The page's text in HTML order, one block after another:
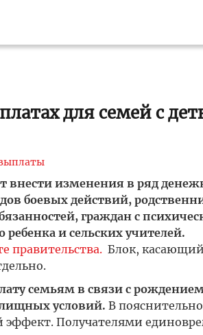
для семей с
внести изменения в ряд
боевых действий,
граждан с
и сельских учителей.
правительства. Блок,
семьям в связи с
условий. В
эффект. Получателями